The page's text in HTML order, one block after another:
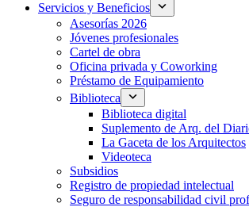
Servicios y Beneficios
Asesorías 2026
Jóvenes profesionales
Cartel de obra
Oficina privada y Coworking
Préstamo de Equipamiento
Biblioteca
Biblioteca digital
Suplemento de Arq. del
La Gaceta de los Arquitectos
Videoteca
Subsidios
Registro de propiedad intelectual
Seguro de responsabilidad civil